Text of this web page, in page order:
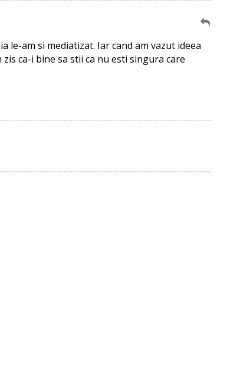
le-am si mediatizat. Iar cand am vazut ideea
ca-i bine sa stii ca nu esti singura care